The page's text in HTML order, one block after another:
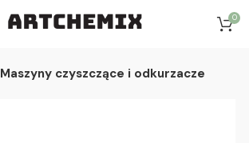
0
Maszyny czyszczące i odkurzacze